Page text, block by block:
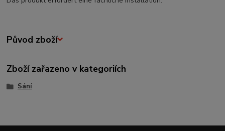
Původ zboží
Zboží zařazeno v kategoriích
Sání